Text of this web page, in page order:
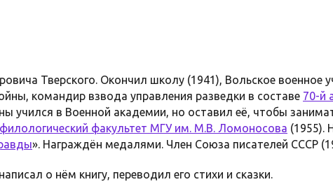
Тверского. Окончил школу (1941), Вольское военное
командир взвода управления разведки в составе 70-й
учился в Военной академии, но оставил её, чтобы
филологический факультет МГУ им. М.В. Ломоносова (1955).
». Награждён медалями. Член Союза писателей СССР
о нём книгу, переводил его стихи и сказки.